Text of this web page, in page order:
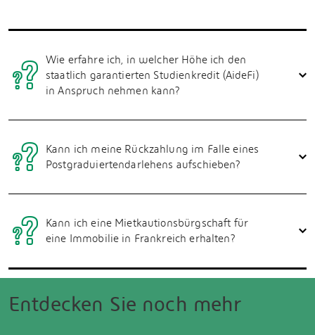
Wie erfahre ich, in welcher Höhe ich den
staatlich garantierten Studienkredit (AideFi)
in Anspruch nehmen kann?
Kann ich meine Rückzahlung im Falle eines
Postgraduiertendarlehens aufschieben?
Kann ich eine Mietkautionsbürgschaft für
eine Immobilie in Frankreich erhalten?
Entdecken Sie noch mehr